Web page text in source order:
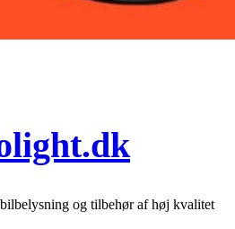
og tilbehør af høj kvalitet